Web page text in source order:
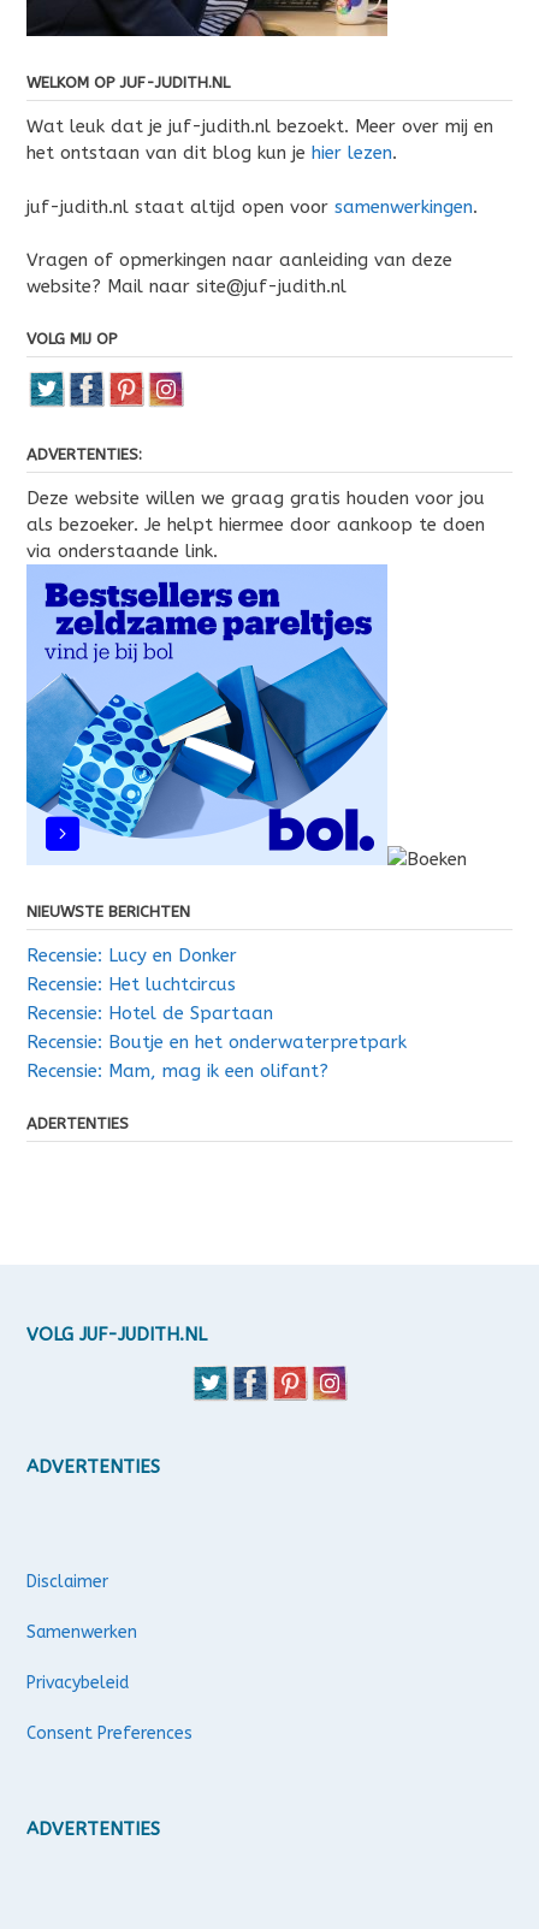
WELKOM OP JUF-JUDITH.NL
Wat leuk dat je juf-judith.nl bezoekt. Meer over mij en
het ontstaan van dit blog kun je hier lezen.
juf-judith.nl staat altijd open voor samenwerkingen.
Vragen of opmerkingen naar aanleiding van deze
website? Mail naar site@juf-judith.nl
VOLG MIJ OP
ADVERTENTIES:
Deze website willen we graag gratis houden voor jou
als bezoeker. Je helpt hiermee door aankoop te doen
via onderstaande link.
NIEUWSTE BERICHTEN
Recensie: Lucy en Donker
Recensie: Het luchtcircus
Recensie: Hotel de Spartaan
Recensie: Boutje en het onderwaterpretpark
Recensie: Mam, mag ik een olifant?
ADERTENTIES
VOLG JUF-JUDITH.NL
ADVERTENTIES
Disclaimer
Samenwerken
Privacybeleid
Consent Preferences
ADVERTENTIES